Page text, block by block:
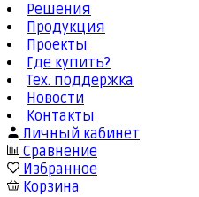
Решения
Продукция
Проекты
Где купить?
Тех. поддержка
Новости
Контакты
Личный кабинет
Сравнение
Избранное
Корзина